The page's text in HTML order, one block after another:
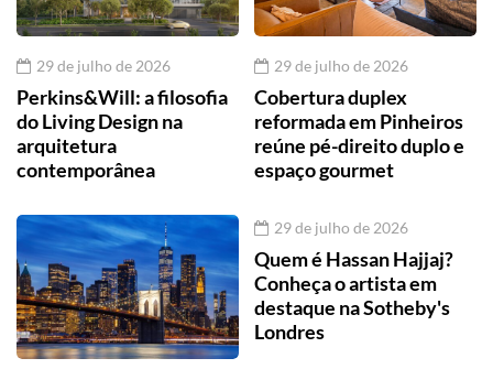
29 de julho de 2026
Perkins&Will: a filosofia
do Living Design na
arquitetura
contemporânea
29 de julho de 2026
Cobertura duplex
reformada em Pinheiros
reúne pé-direito duplo e
espaço gourmet
29 de julho de 2026
Quem é Hassan Hajjaj?
Conheça o artista em
destaque na Sotheby's
Londres